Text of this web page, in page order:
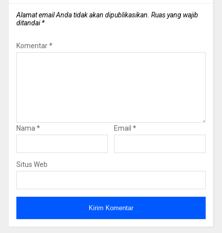
Alamat email Anda tidak akan dipublikasikan. Ruas yang wajib
ditandai*
Komentar*
Nama * Email *
Situs Web